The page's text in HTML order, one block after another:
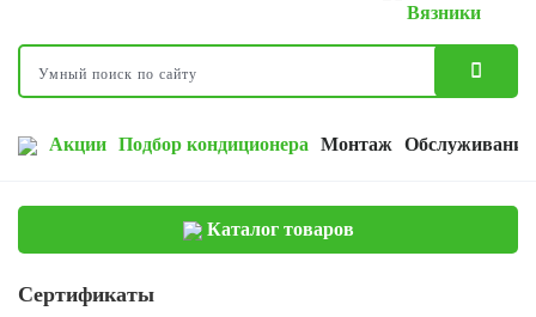
Вязники
Акции Подбор кондиционера Монтаж Обслуживание
Каталог товаров
Сертификаты